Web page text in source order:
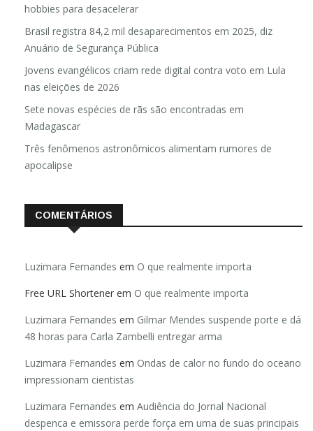
hobbies para desacelerar
Brasil registra 84,2 mil desaparecimentos em 2025, diz
Anuário de Segurança Pública
Jovens evangélicos criam rede digital contra voto em Lula
nas eleições de 2026
Sete novas espécies de rãs são encontradas em
Madagascar
Três fenômenos astronômicos alimentam rumores de
apocalipse
COMENTÁRIOS
Luzimara Fernandes em O que realmente importa
Free URL Shortener em O que realmente importa
Luzimara Fernandes em Gilmar Mendes suspende porte e dá
48 horas para Carla Zambelli entregar arma
Luzimara Fernandes em Ondas de calor no fundo do oceano
impressionam cientistas
Luzimara Fernandes em Audiência do Jornal Nacional
despenca e emissora perde força em uma de suas principais